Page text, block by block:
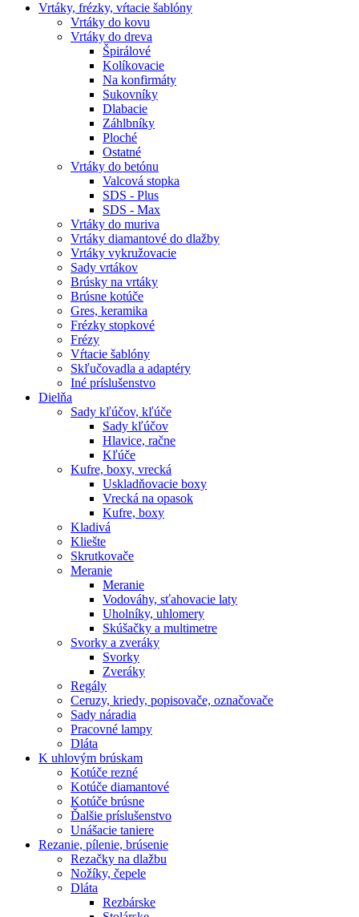
Vrtáky, frézky, vŕtacie šablóny
Vrtáky do kovu
Vrtáky do dreva
Špirálové
Kolíkovacie
Na konfirmáty
Sukovníky
Dlabacie
Záhlbníky
Ploché
Ostatné
Vrtáky do betónu
Valcová stopka
SDS - Plus
SDS - Max
Vrtáky do muriva
Vrtáky diamantové do dlažby
Vrtáky vykružovacie
Sady vrtákov
Brúsky na vrtáky
Brúsne kotúče
Gres, keramika
Frézky stopkové
Frézy
Vŕtacie šablóny
Skľučovadla a adaptéry
Iné príslušenstvo
Dielňa
Sady kľúčov, kľúče
Sady kľúčov
Hlavice, račne
Kľúče
Kufre, boxy, vrecká
Uskladňovacie boxy
Vrecká na opasok
Kufre, boxy
Kladivá
Kliešte
Skrutkovače
Meranie
Meranie
Vodováhy, sťahovacie laty
Uholníky, uhlomery
Skúšačky a multimetre
Svorky a zveráky
Svorky
Zveráky
Regály
Ceruzy, kriedy, popisovače, označovače
Sady náradia
Pracovné lampy
Dláta
K uhlovým brúskam
Kotúče rezné
Kotúče diamantové
Kotúče brúsne
Ďalšie príslušenstvo
Unášacie taniere
Rezanie, pílenie, brúsenie
Rezačky na dlažbu
Nožíky, čepele
Dláta
Rezbárske